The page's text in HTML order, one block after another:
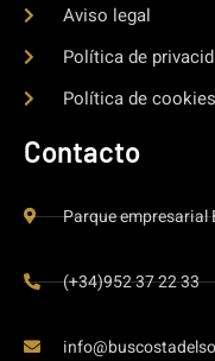
Aviso legal
Política de
Política de cookies
Contacto
Parque empresarial
(+34)952 37 22 33